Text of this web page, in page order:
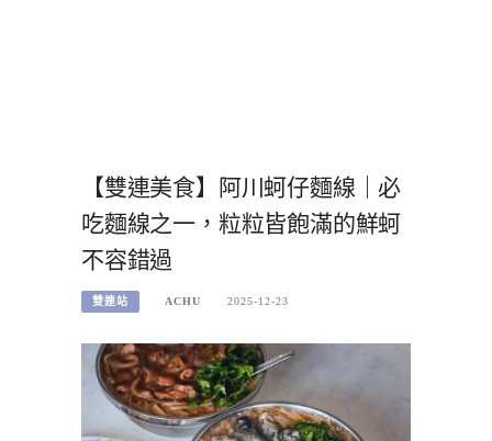
【雙連美食】阿川蚵仔麵線｜必
吃麵線之一，粒粒皆飽滿的鮮蚵
不容錯過
雙連站 ACHU 2025-12-23